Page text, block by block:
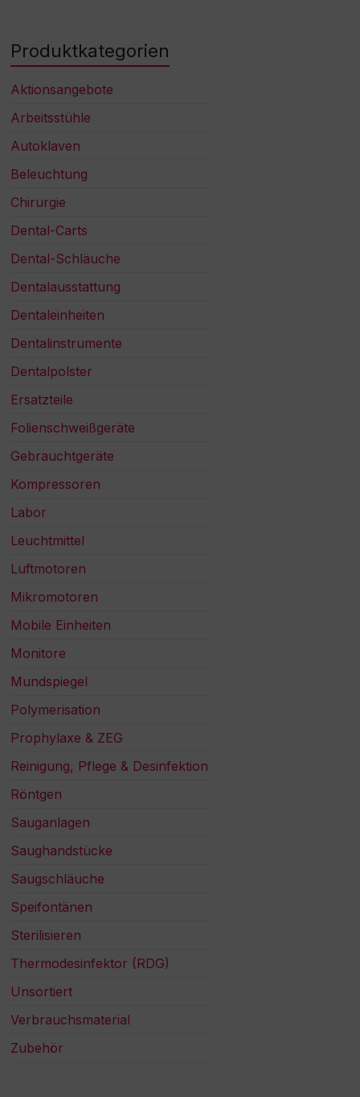
Produktkategorien
Aktionsangebote
Arbeitsstühle
Autoklaven
Beleuchtung
Chirurgie
Dental-Carts
Dental-Schläuche
Dentalausstattung
Dentaleinheiten
Dentalinstrumente
Dentalpolster
Ersatzteile
Folienschweißgeräte
Gebrauchtgeräte
Kompressoren
Labor
Leuchtmittel
Luftmotoren
Mikromotoren
Mobile Einheiten
Monitore
Mundspiegel
Polymerisation
Prophylaxe & ZEG
Reinigung, Pflege & Desinfektion
Röntgen
Sauganlagen
Saughandstücke
Saugschläuche
Speifontänen
Sterilisieren
Thermodesinfektor (RDG)
Unsortiert
Verbrauchsmaterial
Zubehör